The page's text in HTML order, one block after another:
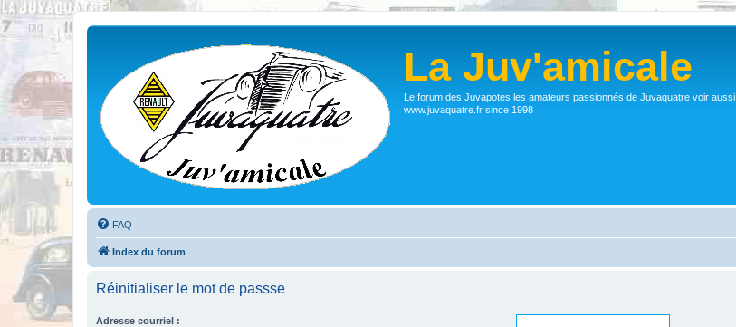
La Juv'amicale
Le forum des Juvapotes les amateurs passionnés de Juvaquatre voir aussi
www.juvaquatre.fr since 1998
FAQ
Index du forum
Réinitialiser le mot de passse
Adresse courriel :